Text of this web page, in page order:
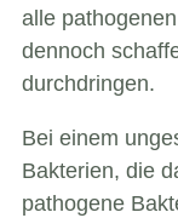
alle
dennoch
durchdringen.
Bei einem
Bakterien, die
pathogene